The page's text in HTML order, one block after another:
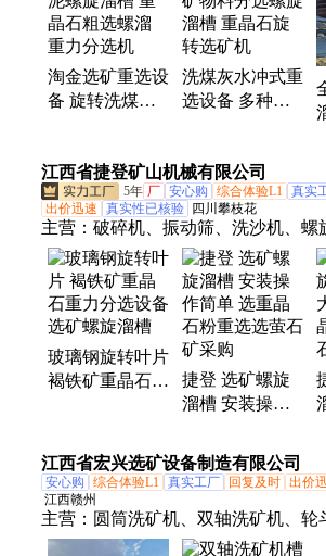
碎机、锤式破碎机、浓密机
淘金选矿重选设
备 旋转洗煤泥
力分选机
洗煤灰水冲式重
选设备 多种矿
选矿机
江西省捷登矿山机械有限公司
5年 厂 安心购 综合体验L1 真实
出价迅速
真实性已核验 四川攀枝花
主营： 破碎机、振动筛、洗沙机、螺
床、制砂机、球磨机、螺旋分级机、
筛、脱水筛、搅拌桶、洗矿机、浮
机、给料机、磁选机、棒磨机
玻璃钢旋转叶片
褐铁矿重晶石重
捷登 选矿螺旋
溜槽 安装操作
粉重选选萤石矿
采购
江西省宏兴选矿设备制造有限公司
安心购 综合体验L1 真实工厂 回复及时 出价
江西赣州
主营： 圆筒洗矿机、双轴洗矿机、轮
设备、选矿摇床、螺旋溜槽、鼓动溜